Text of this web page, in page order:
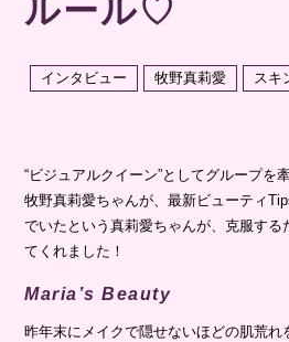
ルール♡
インタビュー 牧野真莉愛 スキ
“ビジュアルクイーン”としてグループを
牧野真莉愛ちゃんが、最新ビューティ
でいたという真莉愛ちゃんが、克服する
てくれました！
Maria’s Beauty
昨年末にメイクで隠せないほどの肌荒れ